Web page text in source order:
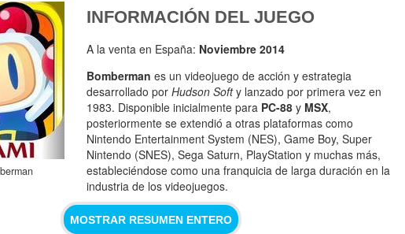
INFORMACIÓN DEL JUEGO
A la venta en España: Noviembre 2014
Bomberman es un videojuego de acción y estrategia
desarrollado por Hudson Softy lanzado por primera vez en
1983. Disponible inicialmente para PC-88 y MSX,
posteriormente se extendió a otras plataformas como
Nintendo Entertainment System (NES), Game Boy, Super
Nintendo (SNES), Sega Saturn, PlayStation y muchas más,
estableciéndose como una franquicia de larga duración en la
industria de los videojuegos.
MOSTRAR RESUMEN ENTERO